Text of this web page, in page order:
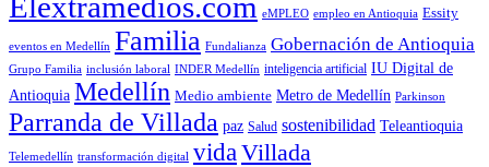
eMPLEO empleo en Antioquia Essity
eventos en Medellín Familia Fundalianza Gobernación de Antioquia
Grupo Familia inclusión laboral INDER Medellín inteligencia artificial IU Digital de
Antioquia Medellín Medio ambiente Metro de Medellín Parkinson
Parranda de Villada paz Salud sostenibilidad Teleantioquia
Telemedellín transformación digital vida Villada